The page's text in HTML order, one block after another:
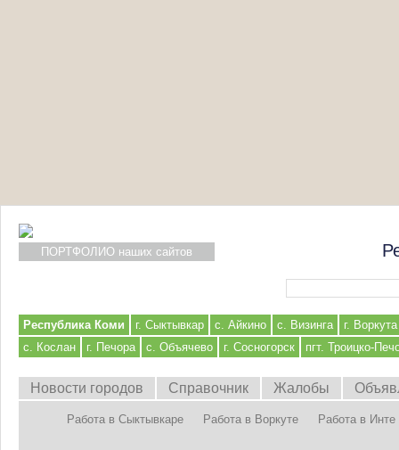
ПОРТФОЛИО наших сайтов
Республика Коми г. Сыктывкар с. Айкино с. Визинга
г. Воркута
с. Кослан
г. Печора с. Объячево г. Сосногорск пгт. Троицко-
Новости городов Справочник Жалобы
Работа в Сыктывкаре Работа в Воркуте Работа в Инте